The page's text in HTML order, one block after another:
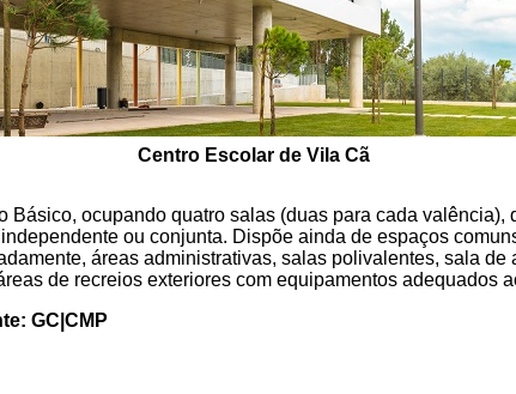
Centro Escolar de Vila Cã
Básico, ocupando quatro salas (duas para cada
ou conjunta. Dispõe ainda de espaços
áreas administrativas, salas polivalentes, sala
de recreios exteriores com equipamentos adequados
GC|CMP